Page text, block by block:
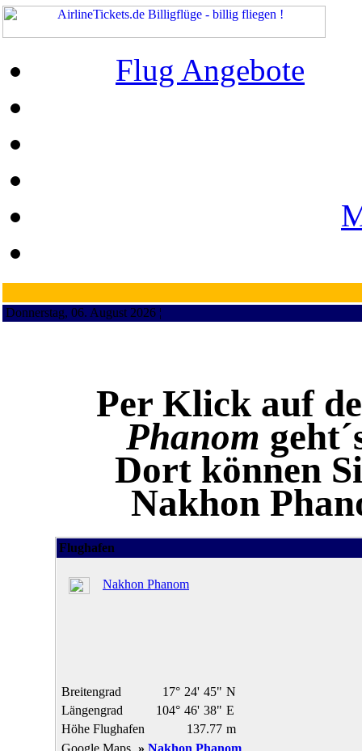
Flug Angebote
Donnerstag, 06. August 2026 ¦
Per Klick auf
Phanom
Dort können
Nakhon
Flughafen
Nakhon Phanom
Breitengrad 17° 24' 45" N
Längengrad
104° 46' 38" E
Höhe Flughafen
137.77 m
Google Maps » Nakhon Phanom